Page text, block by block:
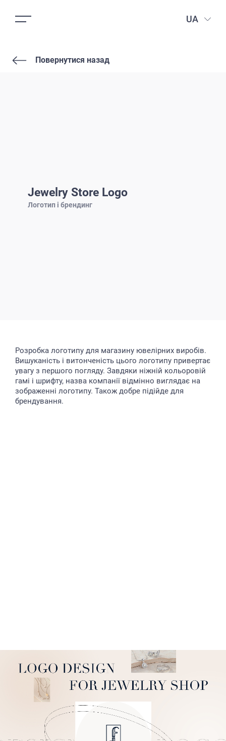
UA
Повернутися назад
Jewelry Store Logo
Логотип і брендинг
Розробка логотипу для магазину ювелірних виробів.
Вишуканість і витонченість цього логотипу привертає
увагу з першого погляду. Завдяки ніжній кольоровій
гамі і шрифту, назва компанії відмінно виглядає на
зображенні логотипу. Також добре підійде для
брендування.